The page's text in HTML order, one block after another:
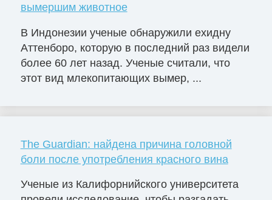
вымершим животное
В Индонезии ученые обнаружили ехидну
Аттенборо, которую в последний раз видели
более 60 лет назад. Ученые считали, что
этот вид млекопитающих вымер, ...
The Guardian: найдена причина головной
боли после употребления красного вина
Ученые из Калифорнийского университета